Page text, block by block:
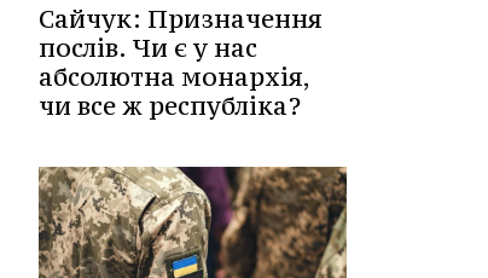
Сайчук: Призначення
послів. Чи є у нас
абсолютна монархія,
чи все ж республіка?